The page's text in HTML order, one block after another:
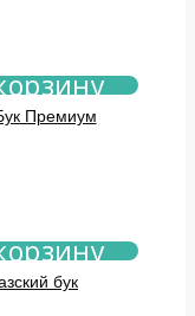
Премиум
бук